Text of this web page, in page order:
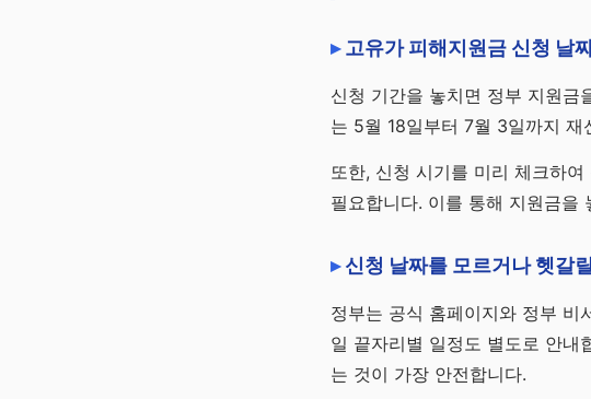
고유가 피해지원금 신청 날
신청 기간을 놓치면 정부 지원금
는 5월 18일부터 7월 3일까지
또한, 신청 시기를 미리 체크하
필요합니다. 이를 통해 지원금을
신청 날짜를 모르거나 헷갈
정부는 공식 홈페이지와 정부 비
일 끝자리별 일정도 별도로 안내
는 것이 가장 안전합니다.